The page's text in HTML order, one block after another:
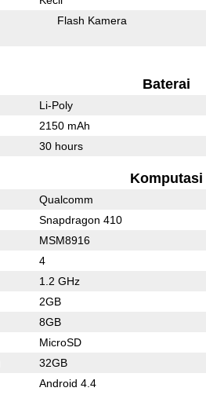
Flash Kamera
Baterai
Li-Poly
2150 mAh
30 hours
Komputasi
Qualcomm
Snapdragon 410
MSM8916
4
1.2 GHz
2GB
8GB
MicroSD
32GB
Android 4.4